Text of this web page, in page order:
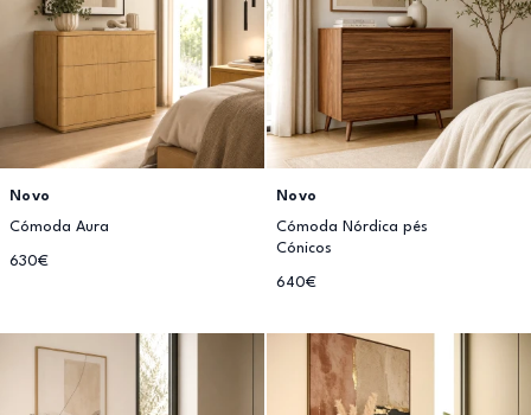
Novo
Cómoda Aura
630€
Novo
Cómoda Nórdica pés
Cónicos
640€